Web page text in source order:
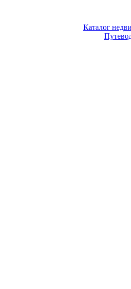
Каталог